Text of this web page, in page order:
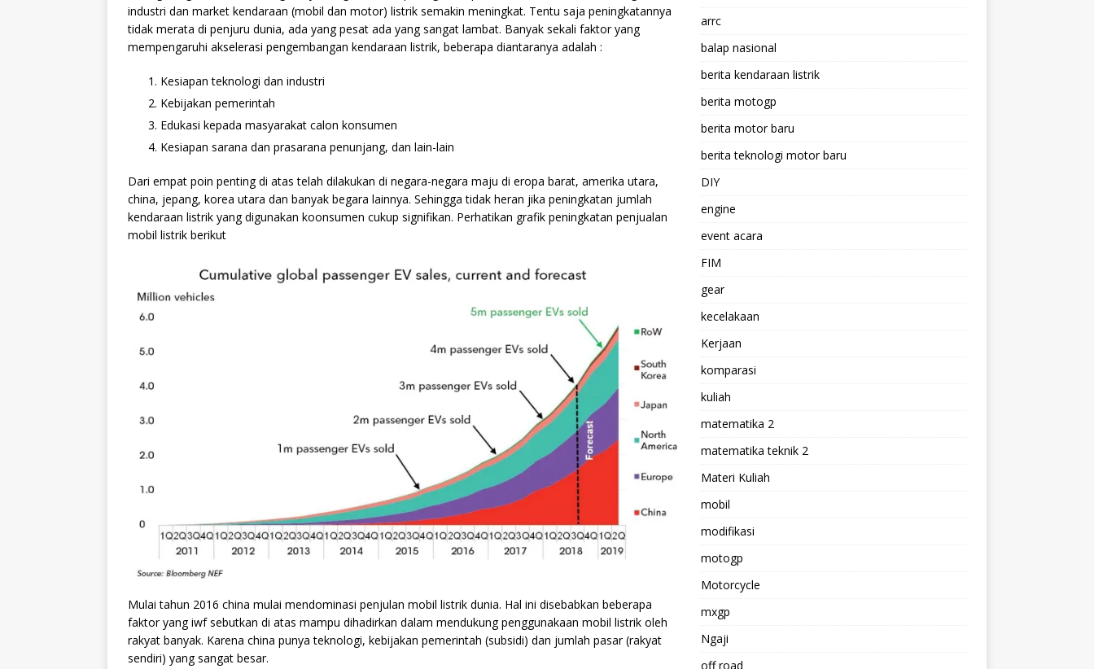
industri dan market kendaraan (mobil dan motor) listrik semakin meningkat. Tentu saja peningkatannya
tidak merata di penjuru dunia, ada yang pesat ada yang sangat lambat. Banyak sekali faktor yang
mempengaruhi akselerasi pengembangan kendaraan listrik, beberapa diantaranya adalah :
Kesiapan teknologi dan industri
Kebijakan pemerintah
Edukasi kepada masyarakat calon konsumen
Kesiapan sarana dan prasarana penunjang, dan lain-lain
Dari empat poin penting di atas telah dilakukan di negara-negara maju di eropa barat, amerika utara,
china, jepang, korea utara dan banyak begara lainnya. Sehingga tidak heran jika peningkatan jumlah
kendaraan listrik yang digunakan koonsumen cukup signifikan. Perhatikan grafik peningkatan penjualan
mobil listrik berikut
Mulai tahun 2016 china mulai mendominasi penjulan mobil listrik dunia. Hal ini disebabkan beberapa
faktor yang iwf sebutkan di atas mampu dihadirkan dalam mendukung penggunakaan mobil listrik oleh
rakyat banyak. Karena china punya teknologi, kebijakan pemerintah (subsidi) dan jumlah pasar (rakyat
sendiri) yang sangat besar.
arrc
balap nasional
berita kendaraan listrik
berita motogp
berita motor baru
berita teknologi motor baru
DIY
engine
event acara
FIM
gear
kecelakaan
Kerjaan
komparasi
kuliah
matematika 2
matematika teknik 2
Materi Kuliah
mobil
modifikasi
motogp
Motorcycle
mxgp
Ngaji
off road